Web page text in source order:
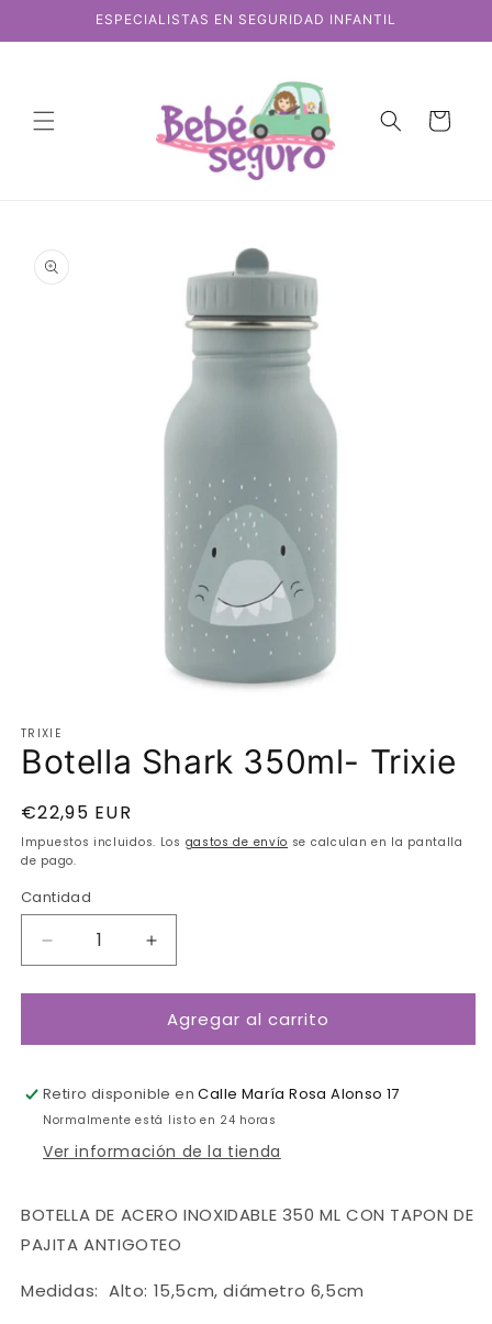
directamente
al contenido
ESPECIALISTAS EN SEGURIDAD INFANTIL
Carrito
a la
información
multimedia
1
en
ventana
modal
TRIXIE
Botella Shark 350ml- Trixie
Precio
habitual
€22,95 EUR
Impuestos incluidos. Los gastos de envío se calculan en la pantalla
de pago.
Cantidad
Cantidad
Reducir
cantidad
para
Shark
Trixie
Aumentar
cantidad
para
Botella
Shark
Trixie
Agregar al carrito
Retiro disponible enCalle María Rosa Alonso 17
Normalmente está listo en 24 horas
Ver información de la tienda
BOTELLA DE ACERO INOXIDABLE 350 ML CON TAPON DE
PAJITA ANTIGOTEO
Medidas: Alto: 15,5cm, diámetro 6,5cm